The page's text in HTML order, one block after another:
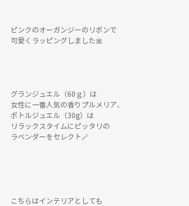
ピンクのオーガンジーのリボンで
可愛くラッピングしました🎀
グランジュエル（60ｇ）は
女性に一番人気の香りプルメリア、
ボトルジュエル（30g）は
リラックスタイムにピッタリの
ラベンダーをセレクト🪄
こちらはインテリアとしても